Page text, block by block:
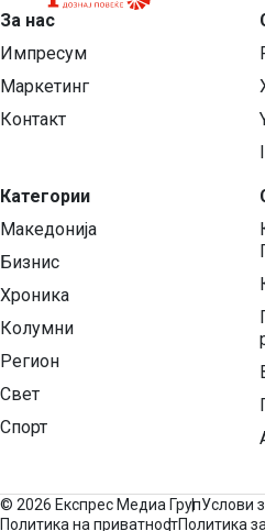
За нас
Импресум
Маркетинг
Контакт
Категории
Македонија
Бизнис
Хроника
Колумни
Регион
Свет
Спорт
© 2026 Експрес Медиа ГрупУслови
Политика на приватностПолитика